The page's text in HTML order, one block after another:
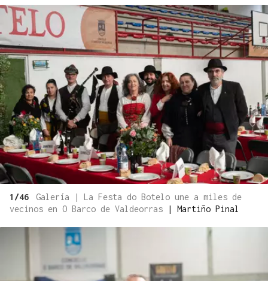
1/46
Galería | La Festa do Botelo une a miles de
vecinos en O Barco de Valdeorras
| Martiño Pinal